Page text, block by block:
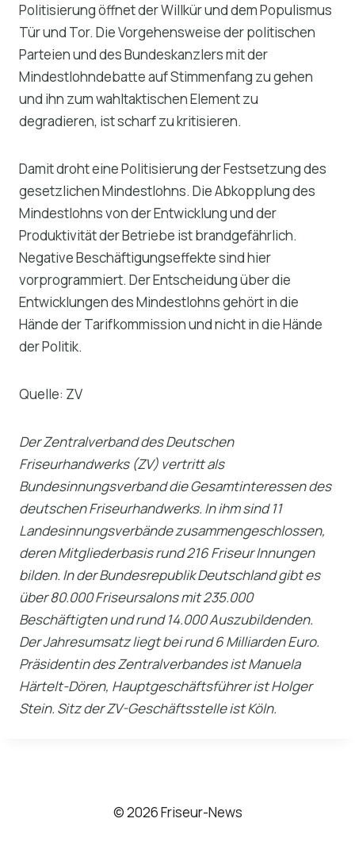
Politisierung öffnet der Willkür und dem Populismus
Tür und Tor. Die Vorgehensweise der politischen
Parteien und des Bundeskanzlers mit der
Mindestlohndebatte auf Stimmenfang zu gehen
und ihn zum wahltaktischen Element zu
degradieren, ist scharf zu kritisieren.
Damit droht eine Politisierung der Festsetzung des
gesetzlichen Mindestlohns. Die Abkopplung des
Mindestlohns von der Entwicklung und der
Produktivität der Betriebe ist brandgefährlich.
Negative Beschäftigungseffekte sind hier
vorprogrammiert. Der Entscheidung über die
Entwicklungen des Mindestlohns gehört in die
Hände der Tarifkommission und nicht in die Hände
der Politik.
Quelle: ZV
Der Zentralverband des Deutschen
Friseurhandwerks (ZV) vertritt als
Bundesinnungsverband die Gesamtinteressen des
deutschen Friseurhandwerks. In ihm sind 11
Landesinnungsverbände zusammengeschlossen,
deren Mitgliederbasis rund 216 Friseur Innungen
bilden. In der Bundesrepublik Deutschland gibt es
über 80.000 Friseursalons mit 235.000
Beschäftigten und rund 14.000 Auszubildenden.
Der Jahresumsatz liegt bei rund 6 Milliarden Euro.
Präsidentin des Zentralverbandes ist Manuela
Härtelt-Dören, Hauptgeschäftsführer ist Holger
Stein. Sitz der ZV-Geschäftsstelle ist Köln.
© 2026 Friseur-News